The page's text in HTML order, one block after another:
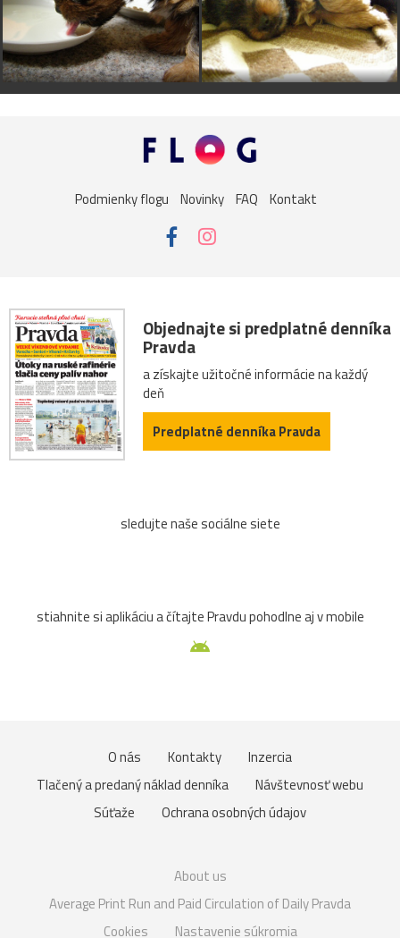
Podmienky flogu Novinky FAQ Kontakt
Objednajte si predplatné denníka
Pravda
a získajte užitočné informácie na každý
deň
Predplatné denníka Pravda
sledujte naše sociálne siete
stiahnite si aplikáciu a čítajte Pravdu pohodlne aj v mobile
O nás Kontakty
Inzercia
Tlačený a predaný náklad denníka
Návštevnosť webu
Súťaže
Ochrana osobných údajov
About us
Average Print Run and Paid Circulation of Daily Pravda
Cookies
Nastavenie súkromia